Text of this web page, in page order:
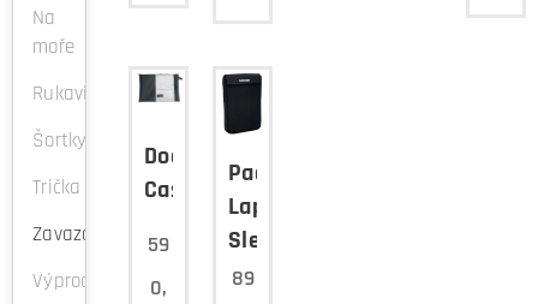
Na
moře
Rukavice
Šortky
Trička
Zavazadla
Výprodej
Document
Case
59
0,
Padded
Laptop
Sleeve
89